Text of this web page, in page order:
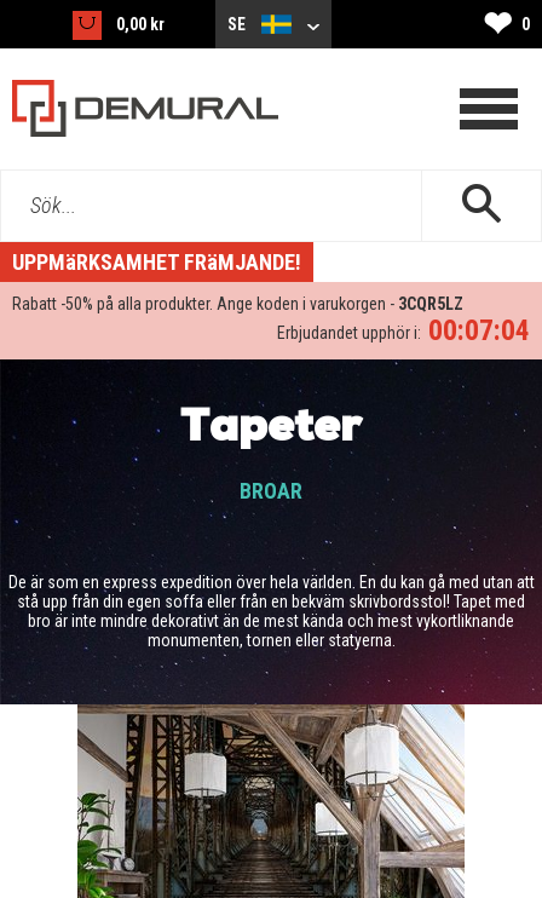
0,00 kr SE ❤ 0
Sök...
UPPMäRKSAMHET FRäMJANDE!
Rabatt -50% på alla produkter. Ange koden i varukorgen - 3CQR5LZ
00:07:03
Erbjudandet upphör i:
Tapeter
BROAR
De är som en express expedition över hela världen. En du kan gå med utan att
stå upp från din egen soffa eller från en bekväm skrivbordsstol! Tapet med
bro är inte mindre dekorativt än de mest kända och mest vykortliknande
monumenten, tornen eller statyerna.